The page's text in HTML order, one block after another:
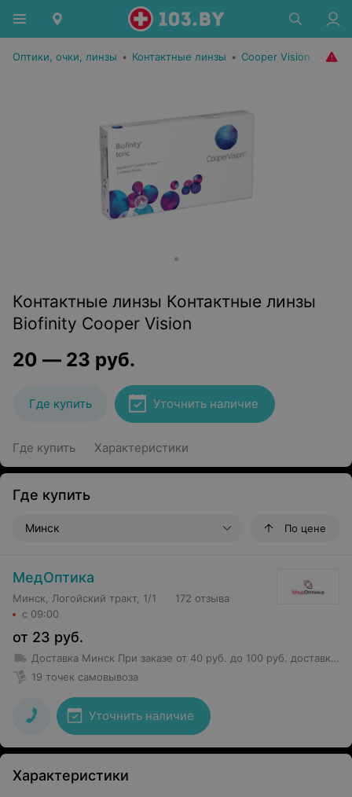
Оптики, очки, линзы • Контактные линзы • Cooper Vision
Контактные линзы Контактные линзы
Biofinity Cooper Vision
20 — 23 руб.
Где купить Уточнить наличие
Где купить Характеристики
Где купить
Минск По цене
МедОптика
Минск, Логойский тракт, 1/1
с 09:00
172 отзыва
от 23 руб.
Доставка Минск При заказе от 40 руб. до 100 руб. доставка 5,50 руб.
19 точек самовывоза
Уточнить наличие
Характеристики